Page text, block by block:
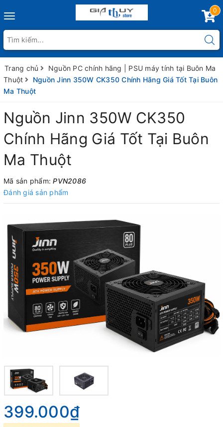
Toggle
0
Trang chủ
Nguồn PC chính hãng | PSU máy tính tại Buôn Ma
Thuột
Nguồn Jinn 350W CK350 Chính Hãng Giá Tốt Tại Buôn
Ma Thuột
Nguồn Jinn 350W CK350
Chính Hãng Giá Tốt Tại Buôn
Ma Thuột
Mã sản phẩm:PVN2086
Đánh giá sản phẩm
399.000₫